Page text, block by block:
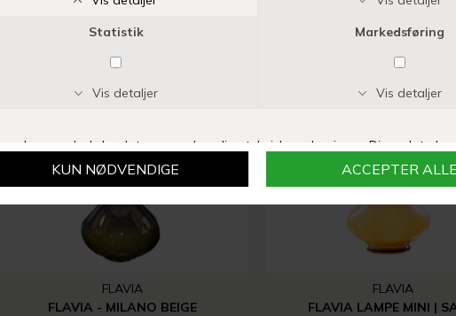
FLAVIA
FLAVIA - MILANO BEIGE
FLAVIA
FLAVIA LAMPE MINI |